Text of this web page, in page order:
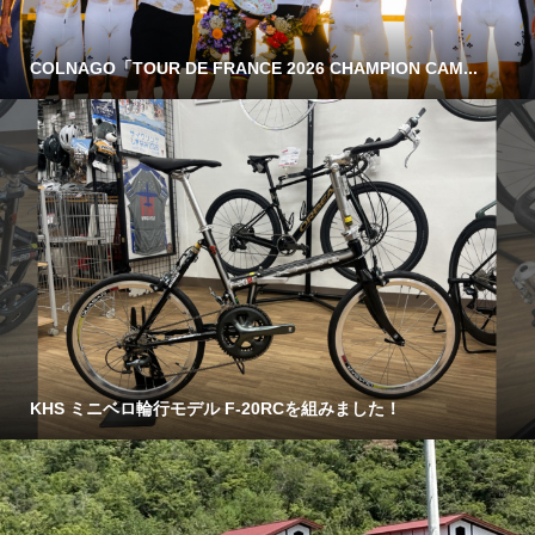
COLNAGO「TOUR DE FRANCE 2026 CHAMPION CAM...
KHS ミニベロ輪行モデル F-20RCを組みました！